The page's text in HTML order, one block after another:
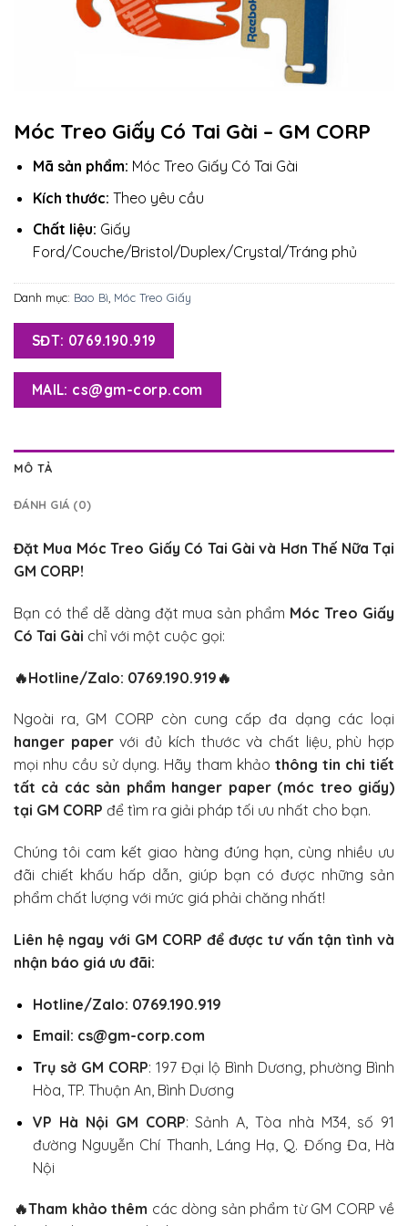
Móc Treo Giấy Có Tai Gài – GM CORP
Mã sản phẩm: Móc Treo Giấy Có Tai Gài
Kích thước: Theo yêu cầu
Chất liệu: Giấy
Ford/Couche/Bristol/Duplex/Crystal/Tráng phủ
Danh mục: Bao Bì Móc Treo Giấy
SĐT: 0769.190.919
MAIL: cs@gm-corp.com
MÔ TẢ
ĐÁNH GIÁ (0)
Đặt Mua Móc Treo Giấy Có Tai Gàivà Hơn Thế Nữa Tại
GM CORP!
Bạn có thể dễ dàng đặt mua sản phẩm Móc Treo Giấy
Có Tai Gài chỉ với một cuộc gọi:
🔥Hotline/Zalo: 0769.190.919 🔥
Ngoài ra, GM CORP còn cung cấp đa dạng các loại
hanger papervới đủ kích thước và chất liệu, phù hợp
mọi nhu cầu sử dụng. Hãy tham khảo thông tin chi tiết
tất cả các sản phẩm hanger paper (móc treo giấy)
tại GM CORP để tìm ra giải pháp tối ưu nhất cho bạn.
Chúng tôi cam kết giao hàng đúng hạn, cùng nhiều ưu
đãi chiết khấu hấp dẫn, giúp bạn có được những sản
phẩm chất lượng với mức giá phải chăng nhất!
Liên hệ ngay với GM CORP để được tư vấn tận tình và
nhận báo giá ưu đãi:
Hotline/Zalo: 0769.190.919
Email: cs@gm-corp.com
Trụ sở GM CORP: 197 Đại lộ Bình Dương, phường Bình
Hòa, TP. Thuận An, Bình Dương
VP Hà Nội GM CORP:Sảnh A, Tòa nhà M34, số 91
đường Nguyễn Chí Thanh, Láng Hạ, Q. Đống Đa, Hà
Nội
🔥Tham khảo thêm các dòng sản phẩm từ GM CORP về